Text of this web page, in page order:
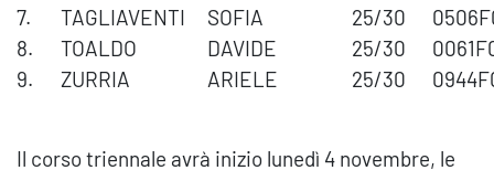
7.
TAGLIAVENTI SOFIA 25/30
8.
TOALDO DAVIDE 25/30
9.
ZURRIA ARIELE 25/30
Il corso triennale avrà inizio lunedì 4 novembre, le